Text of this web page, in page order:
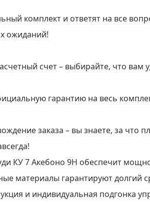
комплект и ответят на все
ожиданий!
счет – выбирайте, что вам
гарантию на весь
заказа – вы знаете, за что
КУ 7 Акебоно 9Н обеспечит
материалы гарантируют долгий
и индивидуальная подгонка